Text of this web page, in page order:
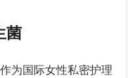
菌
为国际女性私密护理